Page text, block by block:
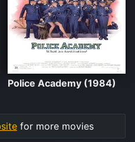
Police Academy (1984)
for more movies